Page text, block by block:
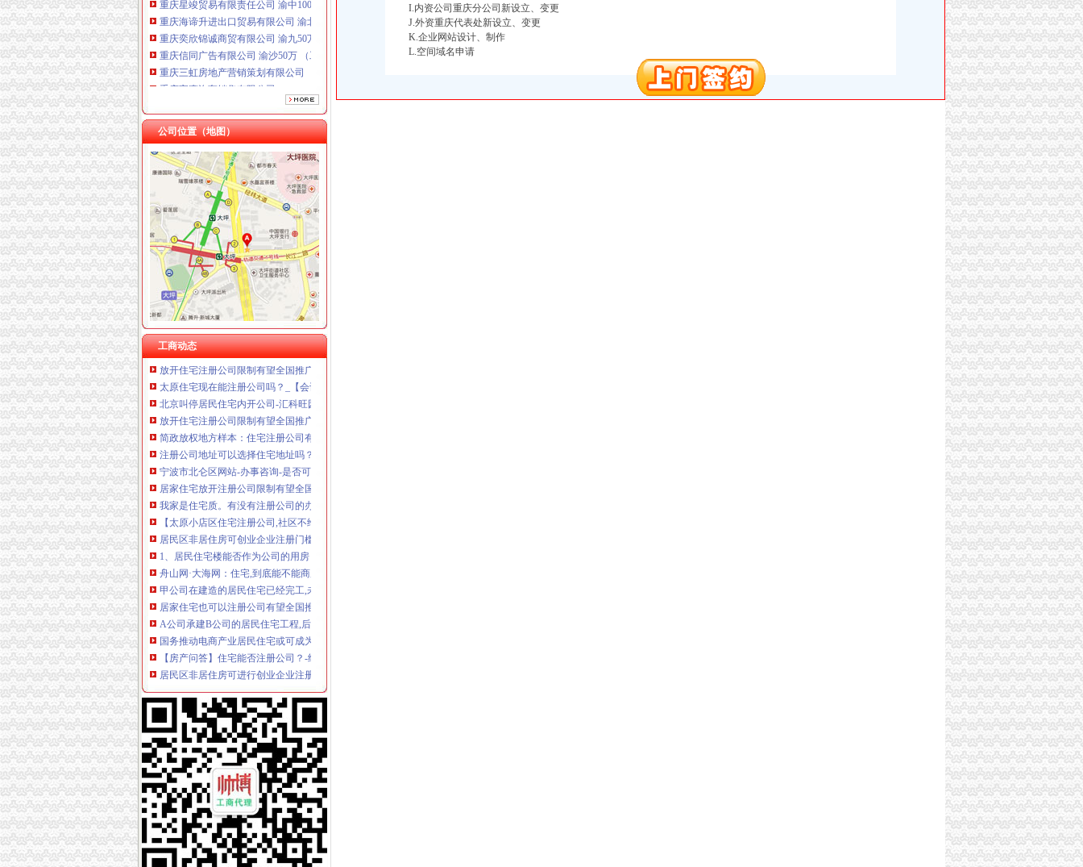
重庆海谛升进出口贸易有限公司 渝北100万 （进出口权）
重庆奕欣锦诚商贸有限公司 渝九50万 （工商注册）
重庆信同广告有限公司 渝沙50万 （工商注册）
重庆三虹房地产营销策划有限公司
重庆宝鹰汽车销售有限公司
重庆鸽牌电线电缆有限公司 渝北10010万 (进出口权)
重庆傲志众达投资咨询有限责任公司 渝九1000万 （增资）
重庆臣夫商贸有限公司 （执照专让）
重庆卿倾商贸有限责任公司 渝江100万 （工商注册）
重庆国洪体育设施有限公司
重庆星竣贸易有限责任公司 渝中100万 （进出口权）
重庆海谛升进出口贸易有限公司 渝北100万 （进出口权）
重庆奕欣锦诚商贸有限公司 渝九50万 （工商注册）
重庆信同广告有限公司 渝沙50万 （工商注册）
重庆三虹房地产营销策划有限公司
重庆宝鹰汽车销售有限公司
公司位置（地图）
工商动态
居民住宅注册公司
简政放权地方样本：住宅注册公司有望全国推广-产业园区新闻-搜狐焦
北京叫停居民住宅内开公司-远洋新干线-北京搜狐焦点业主论坛
地址是住宅质且有民宅商用证明的不予注册公司---爱喇
民用住宅租赁给公司注册办公对房主有什么不利影响吗？
放开住宅注册公司限制有望全国推广_网易广州房产频道
北京叫停居民住宅内开公司-远洋新干线-北京搜狐焦点业主论坛
小区住宅注册公司是合的！为什么东营市工商局单要求小区住宅不
推荐居民住宅楼内的房屋改变为经营用房注册企业应提交哪些文件？
居民区非居住房可进行创业企业注册门槛一降再降_网易新闻
北京叫停居民住宅内开公司-汇科旺园论坛-搜狐焦点网济南站
放开住宅注册公司限制有望全国推广_国内经济_好买基金网
太原住宅现在能注册公司吗？_【会计服务】
北京叫停居民住宅内开公司-汇科旺园-济南搜狐焦点业主论坛
放开住宅注册公司限制有望全国推广-政策-嘉兴乐居网
简政放权地方样本：住宅注册公司有望全国推广-产业园区新闻-搜狐焦
注册公司地址可以选择住宅地址吗？_搜狐财经_搜狐网
宁波市北仑区网站-办事咨询-是否可以用普通商品住宅作为办
居家住宅放开注册公司限制有望全国推广_网易北京房产频道
我家是住宅质。有没有注册公司的办？–安居客房产问答
【太原小店区住宅注册公司,社区不给盖住改商的证明】-小店陵易
居民区非居住房可创业企业注册门槛一降再降-头条民生-E都市
1、居民住宅楼能否作为公司的用房？2、住宅改变为非居用途后收多少
舟山网·大海网：住宅,到底能不能商用？定海一半新注册企业开在居
甲公司在建造的居民住宅已经完工,未办理房屋所有权证的况下,-
居家住宅也可以注册公司有望全国推广-中投顾问|中国投资咨询网
A公司承建B公司的居民住宅工程,后来双方因工程质量问题导致纠纷
国务推动电商产业居民住宅或可成为注册场所-市场-西安乐居网
【房产问答】住宅能否注册公司？-经开区-合肥论坛_合肥论坛网_合肥
居民区非居住房可进行创业企业注册门槛一降再降-房产频道-和讯网
放开住宅注册公司限制有望全国推广-市场-惠州乐居网
A公司承建B公司的居民住宅工程,后来双方因工程质量问题导致纠纷
甲公司在建造的居民住宅已经完工,未办理房屋所有权证的况下,-
放开住宅注册公司限制有望全国推广_网易杭州房产频道
住宅可以注册房地产经纪服务公司吗-生活杂谈-得意生活-武汉生活消
居民楼可以进行公司注册办照吗？_搜狐财经_搜狐网
居民住宅楼内的房屋改变为经营用房注册企业应提交哪些文件？-问
放开住宅注册公司限制有望全国推广-房产新闻-抚顺搜狐焦点网
一公司注册地空挂居民楼房子卖了引新房主不满_新浪地产网
九亭注册公司_周边服务栏目_机电之家网
放开住宅注册公司限制有望全国推广-市场-三亚乐居网
毛坯住房被注册6家公司工商部门称简化审批＂惹祸＂--湖北频道--
I.内资公司重庆分公司新设立、变更
J.外资重庆代表处新设立、变更
K.企业网站设计、制作
L.空间域名申请